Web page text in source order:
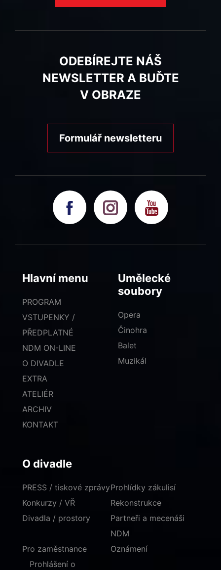
ODEBÍREJTE NÁŠ
NEWSLETTER A BUĎTE
V OBRAZE
Formulář newsletteru
Hlavní menu
PROGRAM
VSTUPENKY /
PŘEDPLATNÉ
NDM ON-LINE
O DIVADLE
EXTRA
ATELIÉR
ARCHIV
KONTAKT
Umělecké
soubory
Opera
Činohra
Balet
Muzikál
O divadle
PRESS / tiskové zprávy
Konkurzy / VŘ
Divadla / prostory
Prohlídky zákulisí
Rekonstrukce
Partneři a mecenáši
NDM
Pro zaměstnance
Oznámení
Prohlášení o